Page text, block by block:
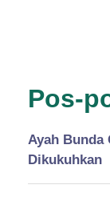
Pos-
Ayah Bunda
Dikukuhkan